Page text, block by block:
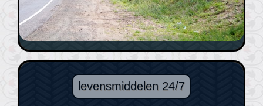
levensmiddelen 24/7